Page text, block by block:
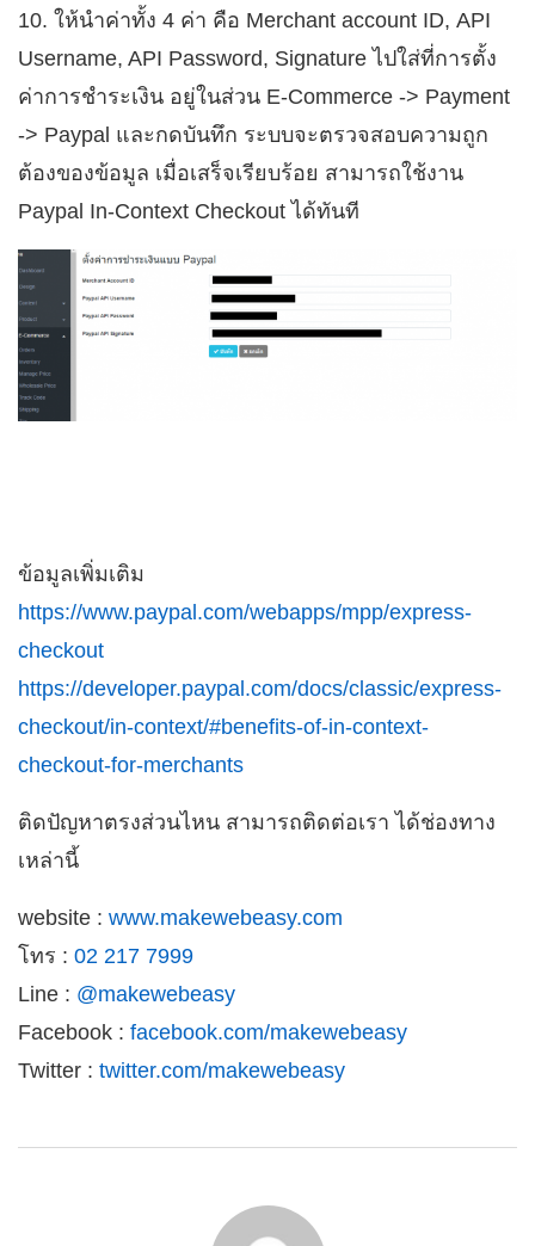
10. ให้นำค่าทั้ง 4 ค่า คือ Merchant account ID, API
Username, API Password, Signature ไปใส่ที่การตั้ง
ค่าการชำระเงิน อยู่ในส่วน E-Commerce -> Payment
-> Paypal และกดบันทึก ระบบจะตรวจสอบความถูก
ต้องของข้อมูล เมื่อเสร็จเรียบร้อย สามารถใช้งาน
Paypal In-Context Checkout ได้ทันที
ข้อมูลเพิ่มเติม
https://www.paypal.com/webapps/mpp/express-
checkout
https://developer.paypal.com/docs/classic/express-
checkout/in-context/#benefits-of-in-context-
checkout-for-merchants
ติดปัญหาตรงส่วนไหน สามารถติดต่อเรา ได้ช่องทาง
เหล่านี้
website : www.makewebeasy.com
โทร : 02 217 7999
Line : @makewebeasy
Facebook : facebook.com/makewebeasy
Twitter : twitter.com/makewebeasy